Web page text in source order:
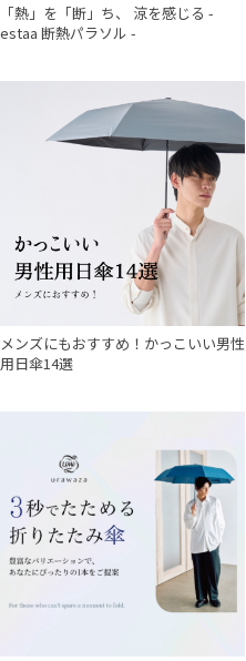
「熱」を「断」ち、 涼を感じる -
estaa 断熱パラソル -
メンズにもおすすめ！かっこいい男性
用日傘14選